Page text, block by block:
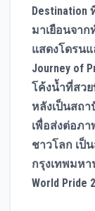
มาเยือนจาก
แสดงโดรนแ
Journey of
โค้งน้ำที่สว
หลังเป็นสถ
เพื่อส่งต่อภ
ชาวโลก เ
กรุงเทพมหา
World Pride